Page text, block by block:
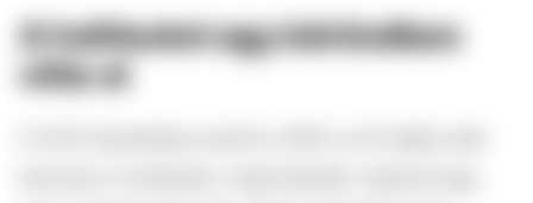
A holttestet egy bőröndben
vitte el